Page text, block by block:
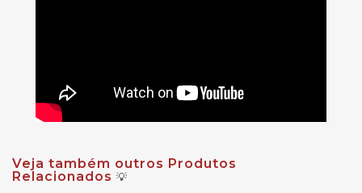
Veja também outros Produtos
Relacionados 💡